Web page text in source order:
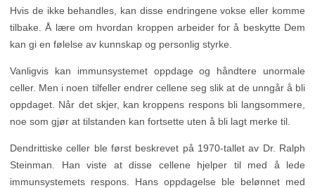
Hvis de ikke behandles, kan disse endringene vokse eller komme
tilbake. Å lære om hvordan kroppen arbeider for å beskytte Dem
kan gi en følelse av kunnskap og personlig styrke.
Vanligvis kan immunsystemet oppdage og håndtere unormale
celler. Men i noen tilfeller endrer cellene seg slik at de unngår å bli
oppdaget. Når det skjer, kan kroppens respons bli langsommere,
noe som gjør at tilstanden kan fortsette uten å bli lagt merke til.
Dendrittiske celler ble først beskrevet på 1970-tallet av Dr. Ralph
Steinman. Han viste at disse cellene hjelper til med å lede
immunsystemets respons. Hans oppdagelse ble belønnet med